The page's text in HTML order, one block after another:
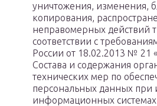
уничтожения, изменения,
копирования,
неправомерных действий
соответствии с
России от 18.02.2013 № 21
Состава и содержания
технических мер по
персональных данных при
информационных